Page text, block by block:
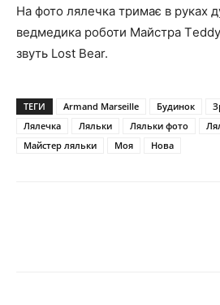
На фото лялечка тримає в руках
ведмедика роботи Майстра
звуть Lost Bear.
ТЕГИ Armand Marseille Будинок
Лялечка
Ляльки Ляльки фото
Майстер ляльки
Моя Нова